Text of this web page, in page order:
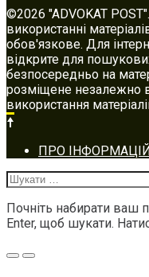
©2026 "ADVOKAT
використанні
обов'язкове. Для
відкрите для
безпосередньо на
розміщене незалежно
використання
Footer
navigation
ПРО
Шукати:
Почніть набирати ваш
Enter, щоб шукати.
Меню